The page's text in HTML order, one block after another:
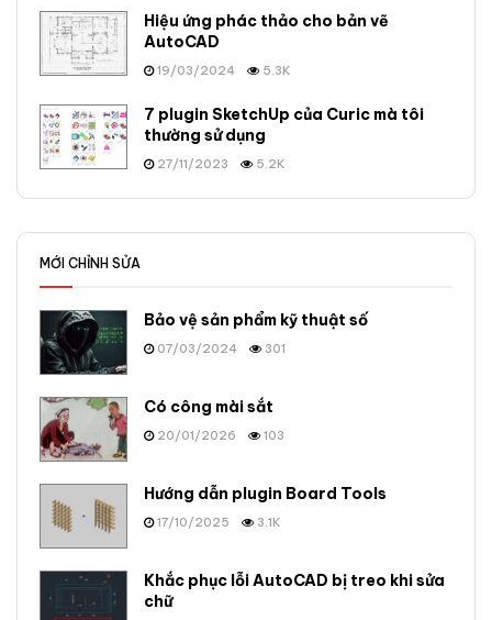
Hiệu ứng phác thảo cho bản vẽ
AutoCAD
19/03/2024 5.3K
7 plugin SketchUp của Curic mà tôi
thường sử dụng
27/11/2023 5.2K
MỚI CHỈNH SỬA
Bảo vệ sản phẩm kỹ thuật số
07/03/2024 301
Có công mài sắt
20/01/2026 103
Hướng dẫn plugin Board Tools
17/10/2025 3.1K
Khắc phục lỗi AutoCAD bị treo khi sửa
chữ